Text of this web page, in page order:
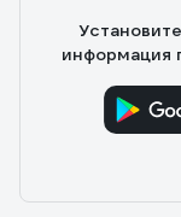
информация